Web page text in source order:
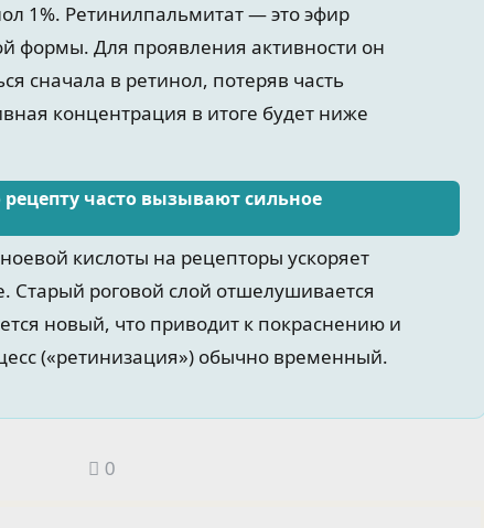
1%. Ретинилпальмитат — это эфир
формы. Для проявления активности он
сначала в ретинол, потеряв часть
концентрация в итоге будет ниже
часто вызывают сильное
кислоты на рецепторы ускоряет
Старый роговой слой отшелушивается
новый, что приводит к покраснению и
(«ретинизация») обычно временный.
0